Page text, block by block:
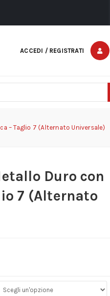
ACCEDI / REGISTRATI
– Taglio 7 (Alternato Universale)
Duro con
7 (Alternato